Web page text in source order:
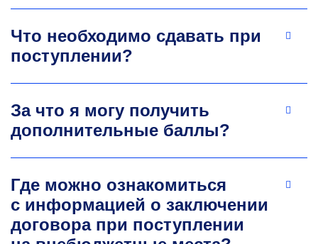
Егор Владимирович Якушко
Окончил кафедру технологии материалов
электроники НИТУ МИСИС по специальности
электроника. С 2016г. — кандидат технических
с 2009 г. Научные интересы —
наноматериалы, нанокомпозиты
полупроводниковые материалы. Руководитель
грантов РФФИ, фонда Бортника и стипендии
Что необходимо сдавать при
поступлении?
За что я могу получить
дополнительные баллы?
Где можно ознакомиться
с информацией о заключении
договора при поступлении